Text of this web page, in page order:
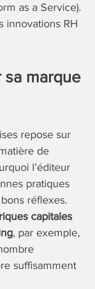
as a Service).
innovations RH
sa marque
repose sur
de
l’éditeur
pratiques
réflexes.
capitales
, par exemple,
suffisamment